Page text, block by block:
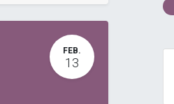
FEB.
13